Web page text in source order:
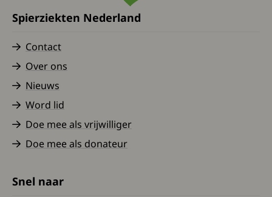
Spierziekten Nederland
Contact
Over ons
Nieuws
Word lid
Doe mee als vrijwilliger
Doe mee als donateur
Snel naar